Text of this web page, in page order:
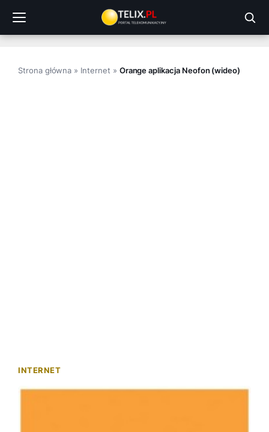
treści
Strona główna » Internet » Orange aplikacja Neofon (wideo)
INTERNET